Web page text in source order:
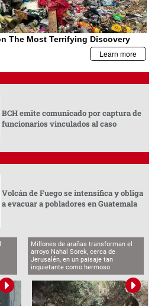
BCH emite comunicado por captura de
funcionarios vinculados al caso
Volcán de Fuego se intensifica y obliga
a evacuar a pobladores en Guatemala
Millones de arañas transforman el
arroyo Nahal Sorek, cerca de
Jerusalén, en un paisaje tan
inquietante como hermoso